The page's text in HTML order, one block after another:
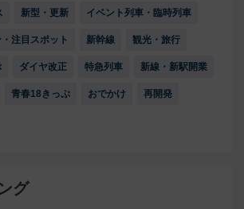
新型・更新 イベント列車・臨時列車
注目スポット 新幹線 観光・旅行
ダイヤ改正 特急列車 新線・新駅開業
青春18きっぷ おでかけ 再開発
グ